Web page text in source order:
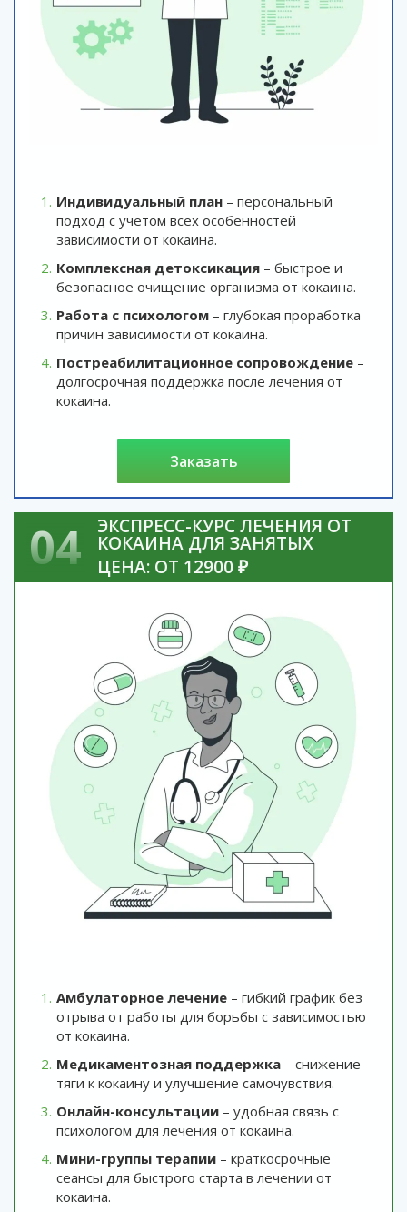
Индивидуальный план – персональный
подход с учетом всех особенностей
зависимости от кокаина.
Комплексная детоксикация – быстрое и
безопасное очищение организма от кокаина.
Работа с психологом – глубокая проработка
причин зависимости от кокаина.
Постреабилитационное сопровождение –
долгосрочная поддержка после лечения от
кокаина.
заказать
04 ЭКСПРЕСС-КУРС ЛЕЧЕНИЯ ОТ
КОКАИНА ДЛЯ ЗАНЯТЫХ
ЦЕНА: ОТ 12900 ₽
Амбулаторное лечение – гибкий график без
отрыва от работы для борьбы с зависимостью
от кокаина.
Медикаментозная поддержка – снижение
тяги к кокаину и улучшение самочувствия.
Онлайн-консультации – удобная связь с
психологом для лечения от кокаина.
Мини-группы терапии – краткосрочные
сеансы для быстрого старта в лечении от
кокаина.